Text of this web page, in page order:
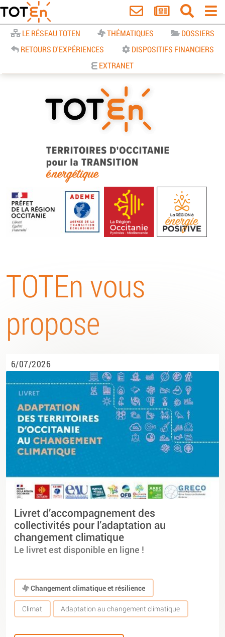
LE RÉSEAU TOTEN THÉMATIQUES
DOSSIERS
RETOURS D'EXPÉRIENCES
DISPOSITIFS FINANCIERS
EXTRANET
TOTEn Occitanie | Territoires
d’Occitanie pour la Transition
Energétique
TOTEn vous
propose
6/07/2026
Livret d’accompagnement des
collectivités pour l’adaptation au
changement climatique
Le livret est disponible en ligne !
Changement climatique et résilience
Climat Adaptation au changement climatique